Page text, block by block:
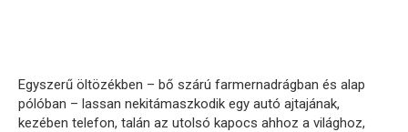
Egyszerű öltözékben – bő szárú farmernadrágban és alap
pólóban – lassan nekitámaszkodik egy autó ajtajának,
kezében telefon, talán az utolsó kapocs ahhoz a világhoz,